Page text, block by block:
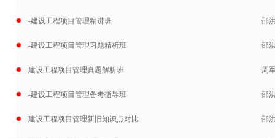
-建设工程项目管理精讲班 邵
-建设工程项目管理习题精析班 邵
建设工程项目管理真题解析班 周
-建设工程项目管理备考指导班 邵
建设工程项目管理新旧知识点对比 邵